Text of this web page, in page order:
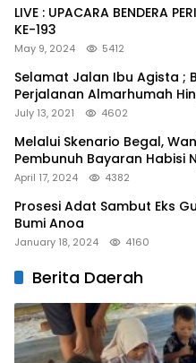
LIVE : UPACARA BENDERA
KE-193
May 9, 2024 5412
Selamat Jalan Ibu Agista ;
Perjalanan Almarhumah
Terakhir
July 13, 2021 4602
Melalui Skenario Begal,
Pembunuh Bayaran Habisi
April 17, 2024 4382
Prosesi Adat Sambut Eks
Bumi Anoa
January 18, 2024 4160
Berita Daerah